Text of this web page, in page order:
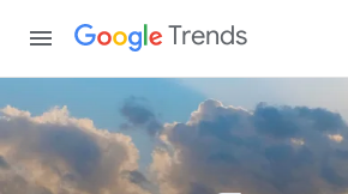
Trends